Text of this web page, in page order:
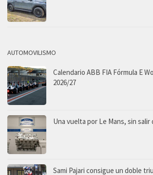
AUTOMOVILISMO
Calendario ABB FIA Fórmula E
2026/27
Una vuelta por Le Mans, sin salir
Sami Pajari consigue un doble